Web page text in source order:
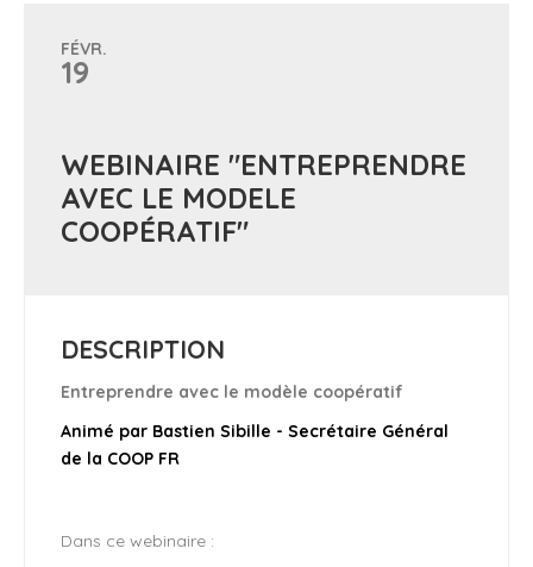
FÉVR.
19
WEBINAIRE "ENTREPRENDRE
AVEC LE MODELE
COOPÉRATIF"
DESCRIPTION
Entreprendre avec le modèle coopératif
Animé par Bastien Sibille - Secrétaire Général
de la COOP FR
Dans ce webinaire :